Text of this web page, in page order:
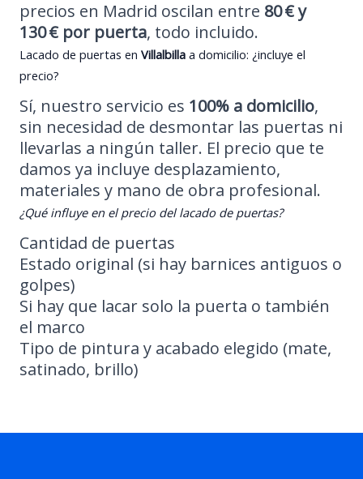
precios en Madrid oscilan entre 80 € y
130 € por puerta, todo incluido.
Lacado de puertas en Villalbilla a domicilio: ¿incluye el
precio?
Sí, nuestro servicio es 100% a domicilio,
sin necesidad de desmontar las puertas ni
llevarlas a ningún taller. El precio que te
damos ya incluye desplazamiento,
materiales y mano de obra profesional.
¿Qué influye en el precio del lacado de puertas?
Cantidad de puertas
Estado original (si hay barnices antiguos o
golpes)
Si hay que lacar solo la puerta o también
el marco
Tipo de pintura y acabado elegido (mate,
satinado, brillo)